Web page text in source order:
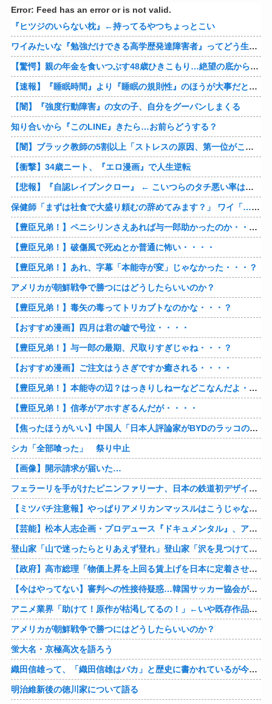
Error: Feed has an error or is not valid.
『ヒツジのいらない枕』←持ってるやつちょっとこい
ワイみたいな『勉強だけできる高学歴発達障害者』ってどう生きたらいいんや？
【驚愕】親の年金を食いつぶす48歳ひきこもり…絶望の底から家族を救ったのは『障害基礎年金』だった
【速報】『睡眠時間』より『睡眠の規則性』のほうが大事だと判明
【闇】『強度行動障害』の女の子、自分をグーパンしまくる
知り合いから『このLINE』きたら…お前らどうする？
【闇】ブラック教師の5割以上「ストレスの原因、第一位がこれ」
【衝撃】34歳ニート、『エロ漫画』で人生逆転
【悲報】『自認レイブンクロー』 ← こいつらのタチ悪い率は異常
保健師「まずは社食で大盛り頼むの辞めてみます？」 ワイ「…食っちゃいけないものを売ってるのか？」
【豊臣兄弟！】ペニシリンさえあれば与一郎助かったのか・・・？
【豊臣兄弟！】破傷風で死ぬとか普通に怖い・・・・
【豊臣兄弟！】あれ、字幕「本能寺が変」じゃなかった・・・？
アメリカが朝鮮戦争で勝つにはどうしたらいいのか？
【豊臣兄弟！】毒矢の毒ってトリカブトなのかな・・・？
【おすすめ漫画】四月は君の嘘で号泣・・・・
【豊臣兄弟！】与一郎の最期、尺取りすぎじゃね・・・？
【おすすめ漫画】ご注文はうさぎですか癒される・・・・
【豊臣兄弟！】本能寺の辺？はっきりしねーなどこなんだよ・・・・
【豊臣兄弟！】信孝がアホすぎるんだが・・・・
【焦ったほうがいい】中国人「日本人評論家がBYDのラッコの装備を褒めてるけど中国では基本的な装備やぞ…？」
シカ「全部喰った」 祭り中止
【画像】開示請求が届いた…
フェラーリを手がけたピニンファリーナ、日本の鉄道初デザイン。南海電鉄が新たな空港特急をなにわ筋線へ導入
【ミツバチ注意報】やっぱりアメリカンマッスルはこうじゃないとな・・・。ダッジが「直6ツインターボ、600馬力」の新型「チャージャー ”スーパービー”」を発表
【芸能】松本人志企画・プロデュース『ドキュメンタル』、アメリカで初の制作が決定
登山家「山で迷ったらとりあえず登れ」登山家「沢を見つけて下山しろ」←これ結局どっちが正解なの？
【政府】高市総理「物価上昇を上回る賃上げを日本に定着させる」 国家公務員月給3.51％増へ 人事院の勧告を受け
【今はやってない】審判への性接待疑惑…韓国サッカー協会が声明「現在は一切発生していない」
アニメ業界「助けて！原作が枯渇してるの！」←いや既存作品の2期やったら良いよね？
アメリカが朝鮮戦争で勝つにはどうしたらいいのか？
蛍大名・京極高次を語ろう
織田信雄って、「織田信雄はバカ」と歴史に書かれているが今まで家が残っているんでバカではないよな？
明治維新後の徳川家について語る